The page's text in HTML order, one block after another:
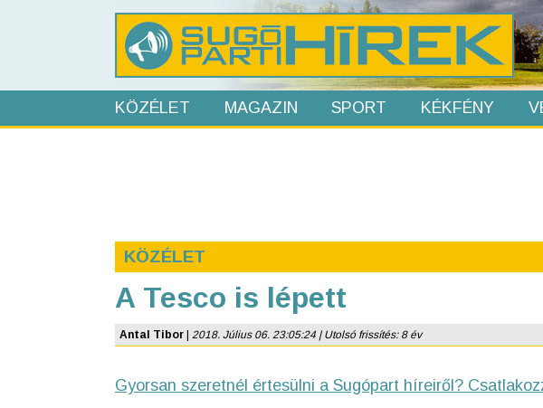
KÖZÉLET MAGAZIN SPORT KÉKFÉNY
KÖZÉLET
A Tesco is lépett
Antal Tibor 2018. Július 06. 23:05:24 | Utolsó frissítés: 8 év
Gyorsan szeretnél értesülni a Sugópart híreiről?